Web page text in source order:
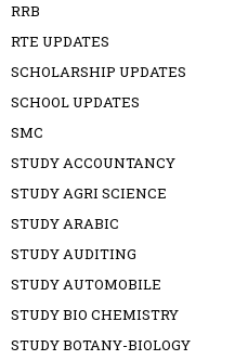
RRB
RTE UPDATES
SCHOLARSHIP UPDATES
SCHOOL UPDATES
SMC
STUDY ACCOUNTANCY
STUDY AGRI SCIENCE
STUDY ARABIC
STUDY AUDITING
STUDY AUTOMOBILE
STUDY BIO CHEMISTRY
STUDY BOTANY-BIOLOGY